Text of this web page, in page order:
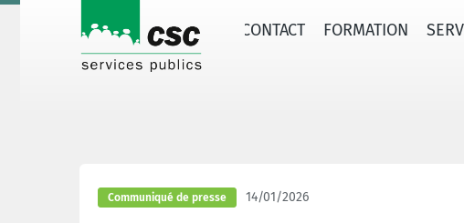
PUBLICS SECTEURS CONTACT FORMATION
Communiqué de presse 14/01/2026